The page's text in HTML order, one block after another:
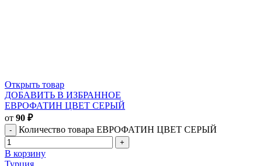
Открыть товар
ДОБАВИТЬ В ИЗБРАННОЕ
ЕВРОФАТИН ЦВЕТ СЕРЫЙ
от 90 ₽
Количество товара ЕВРОФАТИН ЦВЕТ СЕРЫЙ
В корзину
Турция